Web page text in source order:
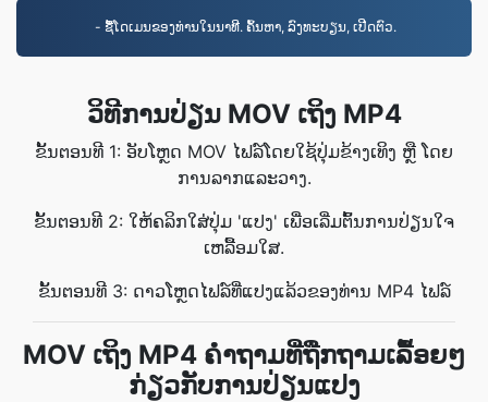
- ຊື້ໂດເມນຂອງທ່ານໃນນາທີ. ຄົ້ນຫາ, ລົງທະບຽນ, ເປີດຕົວ.
ວິທີການປ່ຽນ MOV ເຖິງ MP4
ຂັ້ນຕອນທີ 1: ອັບໂຫຼດ MOV ໄຟລ໌ໂດຍໃຊ້ປຸ່ມຂ້າງເທິງ ຫຼື ໂດຍ
ການລາກແລະວາງ.
ຂັ້ນຕອນທີ 2: ໃຫ້ຄລິກໃສ່ປຸ່ມ 'ແປງ' ເພື່ອເລີ່ມຕົ້ນການປ່ຽນໃຈ
ເຫລື້ອມໃສ.
ຂັ້ນຕອນທີ 3: ດາວໂຫຼດໄຟລ໌ທີ່ແປງແລ້ວຂອງທ່ານ MP4 ໄຟລ໌
MOV ເຖິງ MP4 ຄຳຖາມທີ່ຖືກຖາມເລື້ອຍໆ
ກ່ຽວກັບການປ່ຽນແປງ